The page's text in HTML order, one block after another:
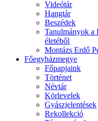
Videótár
Hangtár
Beszédek
Tanulmányok a
életéből
Montázs Erdő
Főegyházmegye
Főpapjaink
Történet
Névtár
Körlevelek
Gyászjelentések
Rekollekció